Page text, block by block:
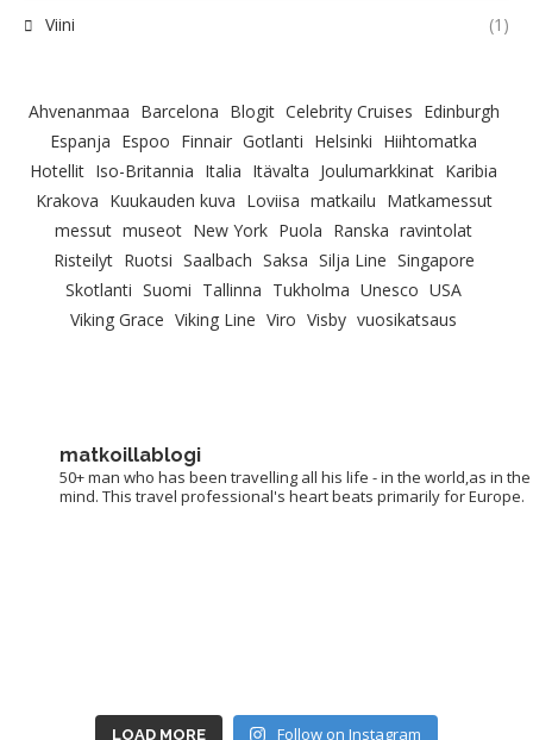
Viini (1)
Ahvenanmaa Barcelona Blogit Celebrity Cruises Edinburgh
Espanja Espoo Finnair Gotlanti Helsinki Hiihtomatka
Hotellit Iso-Britannia Italia Itävalta Joulumarkkinat Karibia
Krakova Kuukauden kuva Loviisa matkailu Matkamessut
messut museot New York Puola Ranska ravintolat
Risteilyt Ruotsi Saalbach Saksa Silja Line Singapore
Skotlanti Suomi Tallinna Tukholma Unesco USA
Viking Grace Viking Line Viro Visby vuosikatsaus
matkoillablogi
50+ man who has been travelling all his life - in the world,as in the
mind. This travel professional's heart beats primarily for Europe.
LOAD MORE Follow on Instagram